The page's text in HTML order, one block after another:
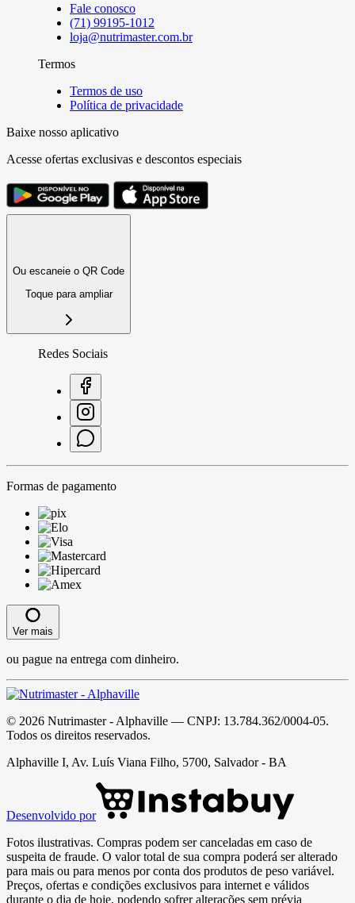
Fale conosco
(71) 99195-1012
loja@nutrimaster.com.br
Termos
Termos de uso
Política de privacidade
Baixe nosso aplicativo
Acesse ofertas exclusivas e descontos especiais
Ou escaneie o QR Code
Toque para ampliar
Redes Sociais
Formas de pagamento
Ver mais
ou pague na entrega com dinheiro.
© 2026 Nutrimaster - Alphaville — CNPJ: 13.784.362/0004-05.
Todos os direitos reservados.
Alphaville I, Av. Luís Viana Filho, 5700, Salvador - BA
Desenvolvido por
Fotos ilustrativas. Compras podem ser canceladas em caso de
suspeita de fraude. O valor total de sua compra poderá ser alterado
para mais ou para menos por conta dos produtos de peso variável.
Preços, ofertas e condições exclusivos para internet e válidos
durante o dia de hoje, podendo sofrer alterações sem prévia